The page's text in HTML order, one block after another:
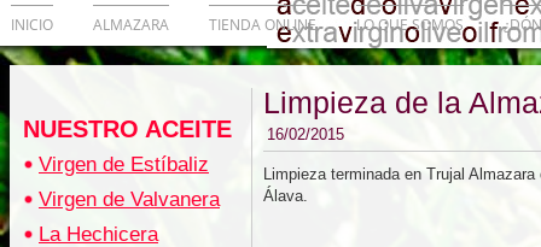
INICIO ALMAZARA TIENDA ONLINE LO QUE SOMOS
NUESTRO ACEITE
Virgen de Estíbaliz
Virgen de Valvanera
La Hechicera
Limpieza de la
16/02/2015
Limpieza terminada en Trujal Almazara
Álava.